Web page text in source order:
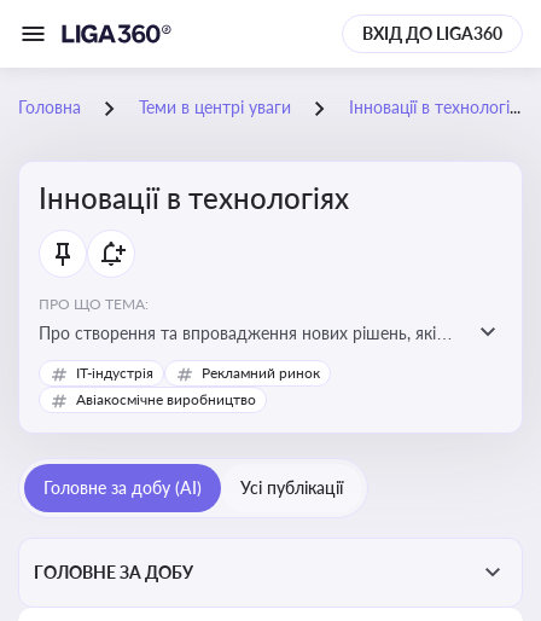
ВХІД ДО LIGA360
Головна Теми в центрі уваги Інновації в технологіях
Інновації в технологіях
ПРО ЩО ТЕМА:
Про створення та впровадження нових рішень, які
покращують ефективність, функціональність або
можливості технологічних продуктів і процесів.
IT-індустрія
Рекламний ринок
Авіакосмічне виробництво
Головне за добу (AI) Усі публікації
ГОЛОВНЕ ЗА ДОБУ